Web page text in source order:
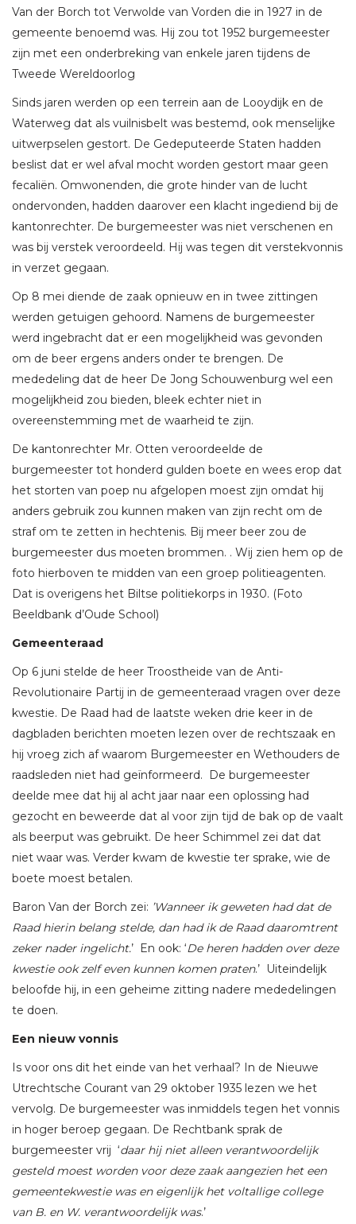
Van der Borch tot Verwolde van Vorden die in 1927 in de
gemeente benoemd was. Hij zou tot 1952 burgemeester
zijn met een onderbreking van enkele jaren tijdens de
Tweede Wereldoorlog
Sinds jaren werden op een terrein aan de Looydijk en de
Waterweg dat als vuilnisbelt was bestemd, ook menselijke
uitwerpselen gestort. De Gedeputeerde Staten hadden
beslist dat er wel afval mocht worden gestort maar geen
fecaliën. Omwonenden, die grote hinder van de lucht
ondervonden, hadden daarover een klacht ingediend bij de
kantonrechter. De burgemeester was niet verschenen en
was bij verstek veroordeeld. Hij was tegen dit verstekvonnis
in verzet gegaan.
Op 8 mei diende de zaak opnieuw en in twee zittingen
werden getuigen gehoord. Namens de burgemeester
werd ingebracht dat er een mogelijkheid was gevonden
om de beer ergens anders onder te brengen. De
mededeling dat de heer De Jong Schouwenburg wel een
mogelijkheid zou bieden, bleek echter niet in
overeenstemming met de waarheid te zijn.
De kantonrechter Mr. Otten veroordeelde de
burgemeester tot honderd gulden boete en wees erop dat
het storten van poep nu afgelopen moest zijn omdat hij
anders gebruik zou kunnen maken van zijn recht om de
straf om te zetten in hechtenis. Bij meer beer zou de
burgemeester dus moeten brommen. . Wij zien hem op de
foto hierboven te midden van een groep politieagenten.
Dat is overigens het Biltse politiekorps in 1930. (Foto
Beeldbank d’Oude School)
Gemeenteraad
Op 6 juni stelde de heer Troostheide van de Anti-
Revolutionaire Partij in de gemeenteraad vragen over deze
kwestie. De Raad had de laatste weken drie keer in de
dagbladen berichten moeten lezen over de rechtszaak en
hij vroeg zich af waarom Burgemeester en Wethouders de
raadsleden niet had geïnformeerd. De burgemeester
deelde mee dat hij al acht jaar naar een oplossing had
gezocht en beweerde dat al voor zijn tijd de bak op de vaalt
als beerput was gebruikt. De heer Schimmel zei dat dat
niet waar was. Verder kwam de kwestie ter sprake, wie de
boete moest betalen.
Baron Van der Borch zei: ’Wanneer ik geweten had dat de
Raad hierin belang stelde, dan had ik de Raad daaromtrent
zeker nader ingelicht.’ En ook: ‘De heren hadden over deze
kwestie ook zelf even kunnen komen praten.’ Uiteindelijk
beloofde hij, in een geheime zitting nadere mededelingen
te doen.
Een nieuw vonnis
Is voor ons dit het einde van het verhaal? In de Nieuwe
Utrechtsche Courant van 29 oktober 1935 lezen we het
vervolg. De burgemeester was inmiddels tegen het vonnis
in hoger beroep gegaan. De Rechtbank sprak de
burgemeester vrij ‘daar hij niet alleen verantwoordelijk
gesteld moest worden voor deze zaak aangezien het een
gemeentekwestie was en eigenlijk het voltallige college
van B. en W. verantwoordelijk was.’